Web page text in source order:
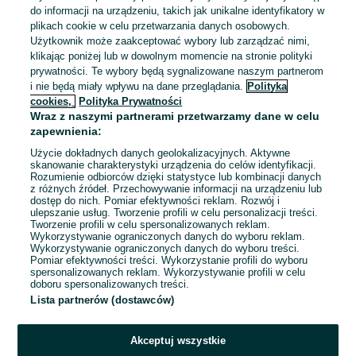
Odświeżono dnia 04 sierpnia 2026
Praca przy sadzeniu kwiatów – bez
doświadczenia!
Grupa Contrain
10 000 - 12 500 zł / mies. brutto
Szczecin, Centrum
Pełny etat
Umowa o pracę
Kraj: Holandia
Doświadczenie nie jest wymagane
Pracownicy z Ukrainy: 🇺🇦 Запрошуємо людей з України
(Zapraszamy pracowników z Ukrainy)
Odświeżono dzisiaj o 06:47
Strona główna Praca Praca za granicą
do informacji na urządzeniu, takich jak unikalne identyfikatory w
plikach cookie w celu przetwarzania danych osobowych.
Użytkownik może zaakceptować wybory lub zarządzać nimi,
klikając poniżej lub w dowolnym momencie na stronie polityki
prywatności. Te wybory będą sygnalizowane naszym partnerom
i nie będą miały wpływu na dane przeglądania. Polityka
cookies,
Polityka Prywatności
Wraz z naszymi partnerami przetwarzamy dane w celu
zapewnienia:
Użycie dokładnych danych geolokalizacyjnych. Aktywne
skanowanie charakterystyki urządzenia do celów identyfikacji.
Rozumienie odbiorców dzięki statystyce lub kombinacji danych
z różnych źródeł. Przechowywanie informacji na urządzeniu lub
dostęp do nich. Pomiar efektywności reklam. Rozwój i
ulepszanie usług. Tworzenie profili w celu personalizacji treści.
Tworzenie profili w celu spersonalizowanych reklam.
Wykorzystywanie ograniczonych danych do wyboru reklam.
Wykorzystywanie ograniczonych danych do wyboru treści.
Pomiar efektywności treści. Wykorzystanie profili do wyboru
spersonalizowanych reklam. Wykorzystywanie profili w celu
doboru spersonalizowanych treści.
Lista partnerów (dostawców)
Akceptuj wszystkie